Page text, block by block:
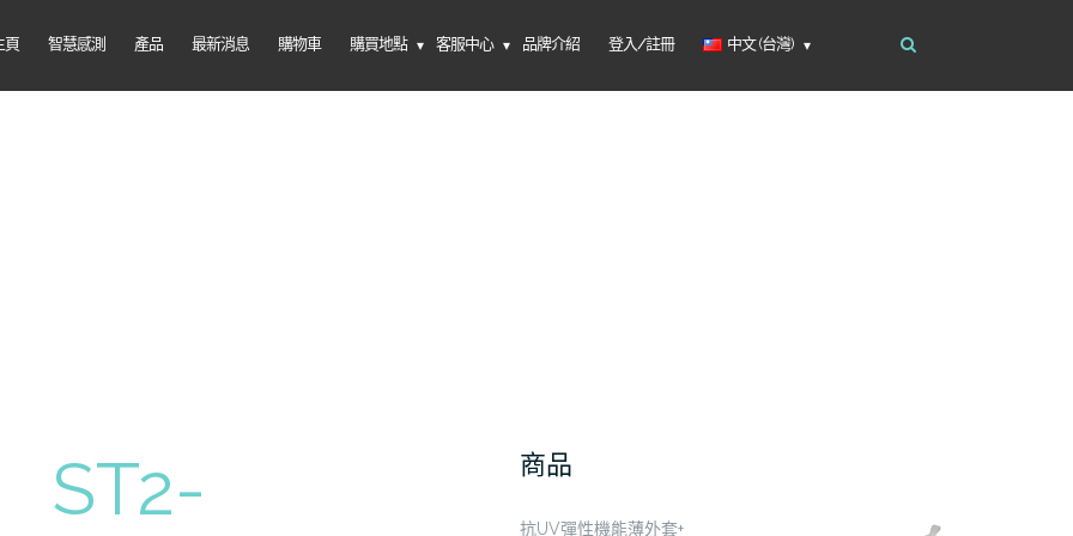
頁 智慧感測 產品 最新消息 購物車 購買地點 客服中心 品牌介紹 登入/註冊 中文 (台灣)
ST2-
商品
抗UV彈性機能薄外套+